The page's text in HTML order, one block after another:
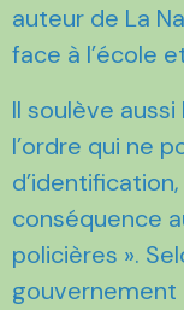
auteur de La
face à l’école
Il soulève
l’ordre qui ne
d’identification,
conséquence
policières ».
gouvernement